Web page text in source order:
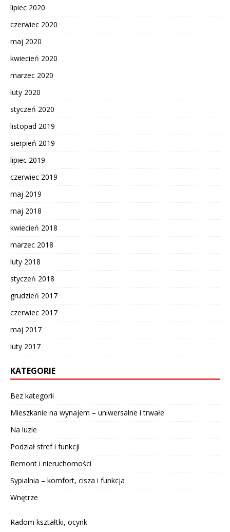
lipiec 2020
czerwiec 2020
maj 2020
kwiecień 2020
marzec 2020
luty 2020
styczeń 2020
listopad 2019
sierpień 2019
lipiec 2019
czerwiec 2019
maj 2019
maj 2018
kwiecień 2018
marzec 2018
luty 2018
styczeń 2018
grudzień 2017
czerwiec 2017
maj 2017
luty 2017
KATEGORIE
Bez kategorii
Mieszkanie na wynajem – uniwersalne i trwałe
Na luzie
Podział stref i funkcji
Remont i nieruchomości
Sypialnia – komfort, cisza i funkcja
Wnętrze
Radom kształtki, ocynk